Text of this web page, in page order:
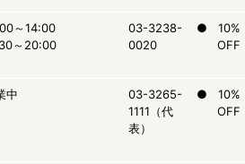
～14:00
～20:00
03-3238-
0020
●
10%
OFF
中
03-3265-
1111（代
表）
●
10%
OFF